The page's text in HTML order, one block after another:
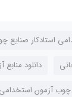
استادکار
دانلود
چوب آزمون